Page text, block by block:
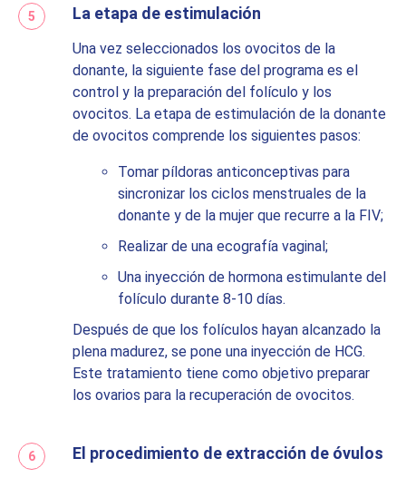
La etapa de estimulación
Una vez seleccionados los ovocitos de la
donante, la siguiente fase del programa es el
control y la preparación del folículo y los
ovocitos. La etapa de estimulación de la donante
de ovocitos comprende los siguientes pasos:
Tomar píldoras anticonceptivas para
sincronizar los ciclos menstruales de la
donante y de la mujer que recurre a la FIV;
Realizar de una ecografía vaginal;
Una inyección de hormona estimulante del
folículo durante 8-10 días.
Después de que los folículos hayan alcanzado la
plena madurez, se pone una inyección de HCG.
Este tratamiento tiene como objetivo preparar
los ovarios para la recuperación de ovocitos.
El procedimiento de extracción de óvulos